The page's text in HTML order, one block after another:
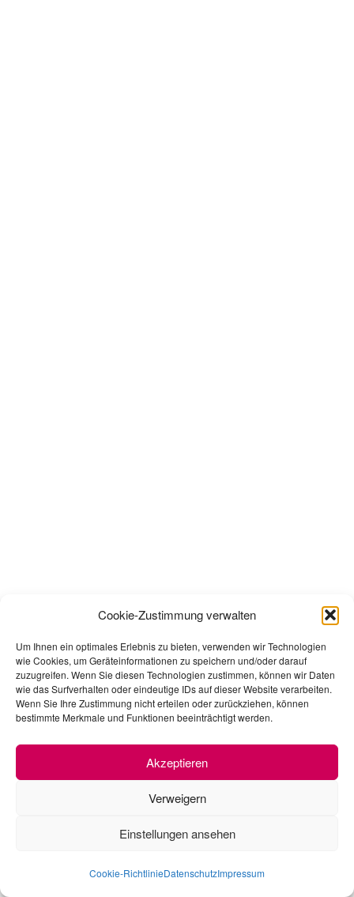
Cookie-Zustimmung verwalten
Um Ihnen ein optimales Erlebnis zu bieten, verwenden wir Technologien
wie Cookies, um Geräteinformationen zu speichern und/oder darauf
zuzugreifen. Wenn Sie diesen Technologien zustimmen, können wir Daten
wie das Surfverhalten oder eindeutige IDs auf dieser Website verarbeiten.
Wenn Sie Ihre Zustimmung nicht erteilen oder zurückziehen, können
bestimmte Merkmale und Funktionen beeinträchtigt werden.
Akzeptieren
Verweigern
Einstellungen ansehen
Cookie-RichtlinieDatenschutzImpressum